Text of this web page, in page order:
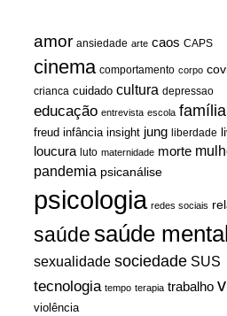
amor ansiedade arte caos CAPS
cinema comportamento corpo
crianca cuidado cultura depressao
educação entrevista escola família
freud infância insight jung liberdade
loucura luto maternidade morte
pandemia psicanálise
psicologia redes sociais
saúdesaúde mental
sexualidade sociedade SUS
tecnologia tempo terapia trabalho
violência